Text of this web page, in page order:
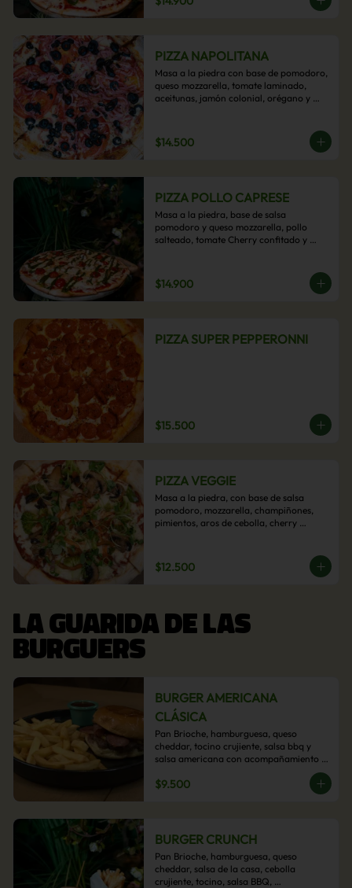
PIZZA NAPOLITANA
Masa a la piedra con base de pomodoro,
queso mozzarella, tomate laminado,
aceitunas, jamón colonial, orégano y
$14.500
PIZZA POLLO CAPRESE
Masa a la piedra, base de salsa
pomodoro y queso mozzarella, pollo
salteado, tomate Cherry confitado y
$14.900
PIZZA SUPER PEPPERONNI
$15.500
PIZZA VEGGIE
Masa a la piedra, con base de salsa
pomodoro, mozzarella, champiñones,
pimientos, aros de cebolla, cherry
$12.500
LA GUARIDA DE LAS
BURGUERS
BURGER AMERICANA
CLÁSICA
Pan Brioche, hamburguesa, queso
cheddar, tocino crujiente, salsa bbq y
salsa americana con acompañamiento
$9.500
BURGER CRUNCH
Pan Brioche, hamburguesa, queso
cheddar, salsa de la casa, cebolla
crujiente, tocino, salsa BBQ,